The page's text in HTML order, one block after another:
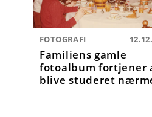
FOTOGRAFI
Familiens gamle
fotoalbum fortjener
blive studeret